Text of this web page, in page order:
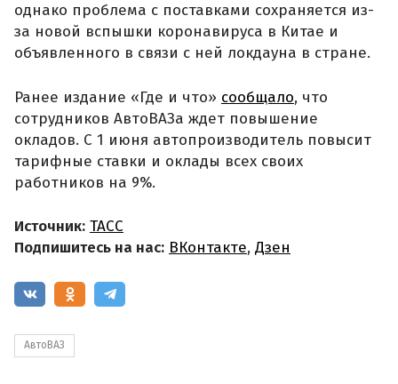
однако проблема с поставками сохраняется из-
за новой вспышки коронавируса в Китае и
объявленного в связи с ней локдауна в стране.
Ранее издание «Где и что» сообщало, что
сотрудников АвтоВАЗа ждет повышение
окладов. С 1 июня автопроизводитель повысит
тарифные ставки и оклады всех своих
работников на 9%.
Источник: ТАСС
Подпишитесь на нас: ВКонтакте, Дзен
АвтоВАЗ